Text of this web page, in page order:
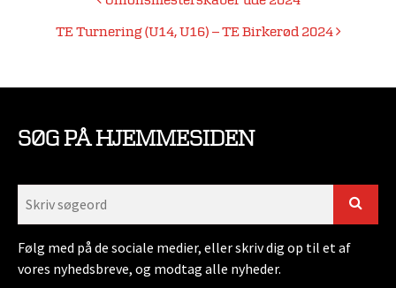
TE Turnering (U14, U16) – TE Birkerød 2024
SØG PÅ HJEMMESIDEN
Følg med på de sociale medier, eller skriv dig op til et af
vores nyhedsbreve, og modtag alle nyheder.